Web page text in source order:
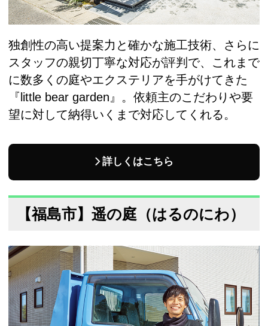
独創性の高い提案力と確かな施工技術、さらに
スタッフの親切丁寧な対応が評判で、これまで
に数多くの庭やエクステリアを手がけてきた
『little bear garden』。依頼主のこだわりや要
望に対して納得いくまで対応してくれる。
詳しくはこちら
【福島市】遥の庭（はるのにわ）